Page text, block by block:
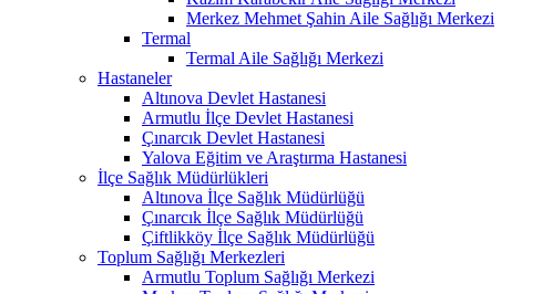
Merkez Mehmet Şahin Aile Sağlığı Merkezi
Termal
Termal Aile Sağlığı Merkezi
Hastaneler
Altınova Devlet Hastanesi
Armutlu İlçe Devlet Hastanesi
Çınarcık Devlet Hastanesi
Yalova Eğitim ve Araştırma Hastanesi
İlçe Sağlık Müdürlükleri
Altınova İlçe Sağlık Müdürlüğü
Çınarcık İlçe Sağlık Müdürlüğü
Çiftlikköy İlçe Sağlık Müdürlüğü
Toplum Sağlığı Merkezleri
Armutlu Toplum Sağlığı Merkezi